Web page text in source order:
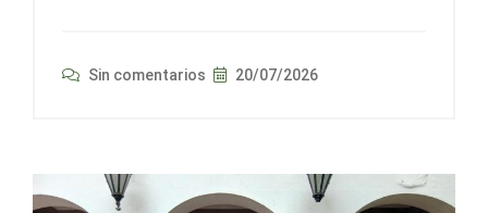
Sin comentarios 20/07/2026